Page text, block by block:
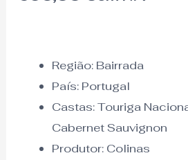
Região: Bairrada
País: Portugal
Castas: Touriga
Cabernet Sauvignon
Produtor: Colinas